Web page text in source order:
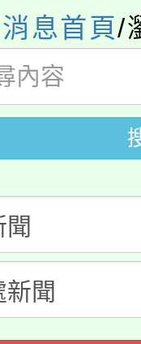
師生報名
身 分審
綠領人才
本校115
(課)教師
金融保
市115學
土語及新
(課)教師
本校115
(課)教師
中國文化
》溝
息首頁/